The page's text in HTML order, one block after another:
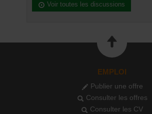
Voir toutes les discussions
EMPLOI
Publier une offre
Consulter les offres
Consulter les CV